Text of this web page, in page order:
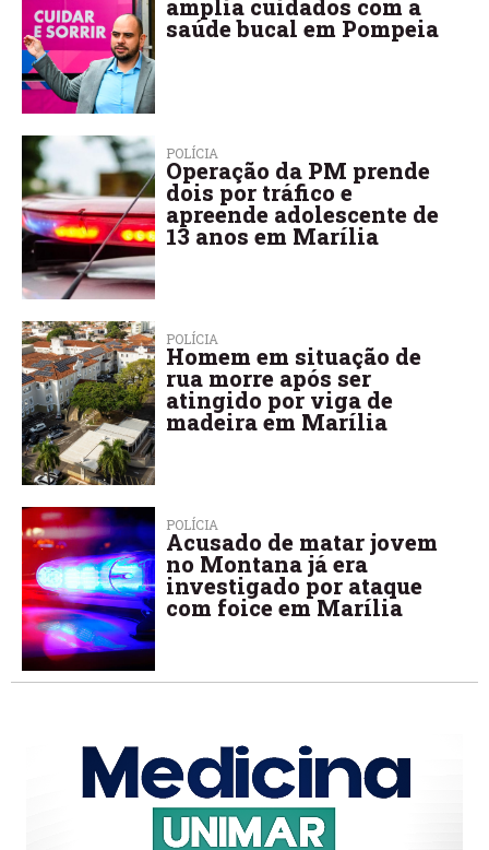
amplia cuidados com a
saúde bucal em Pompeia
POLÍCIA
Operação da PM prende
dois por tráfico e
apreende adolescente de
13 anos em Marília
POLÍCIA
Homem em situação de
rua morre após ser
atingido por viga de
madeira em Marília
POLÍCIA
Acusado de matar jovem
no Montana já era
investigado por ataque
com foice em Marília